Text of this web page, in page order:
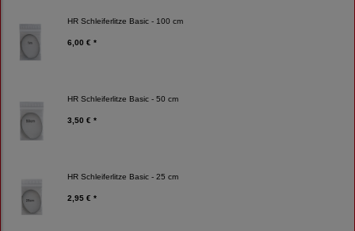
HR Schleiferlitze Basic - 100 cm
6,00 € *
HR Schleiferlitze Basic - 50 cm
3,50 € *
HR Schleiferlitze Basic - 25 cm
2,95 € *